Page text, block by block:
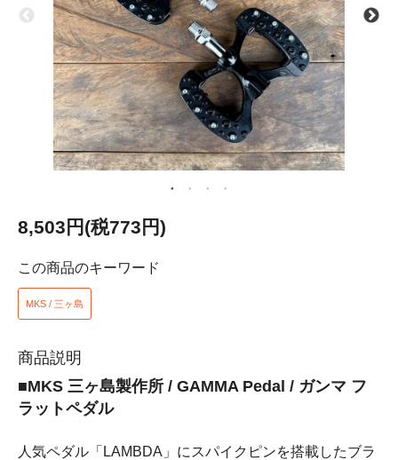
8,503円(税773円)
この商品のキーワード
MKS / 三ヶ島
商品説明
■MKS 三ヶ島製作所 / GAMMA Pedal / ガンマ フ
ラットペダル
人気ペダル「LAMBDA」にスパイクピンを搭載したブラ